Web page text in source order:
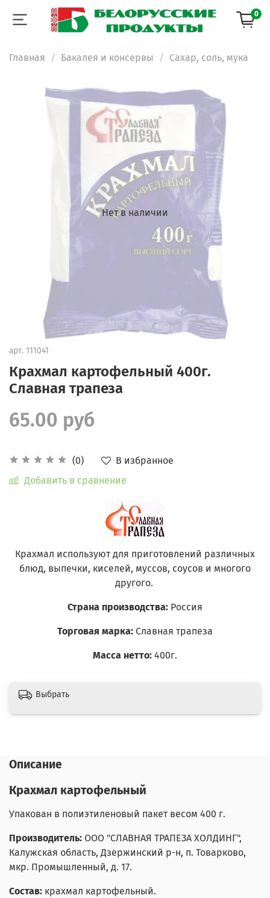
0
Главная Бакалея и консервы Сахар, соль, мука
Нет в наличии
арт. 111041
Крахмал картофельный 400г.
Славная трапеза
(0)
В избранное
Добавить в сравнение
65.00 руб
Крахмал используют для приготовлений различных
блюд, выпечки, киселей, муссов, соусов и многого
другого.
Страна производства: Россия
Торговая марка: Славная трапеза
Масса нетто: 400г.
Выбрать
Описание
Крахмал картофельный
Упакован в полиэтиленовый пакет весом 400 г.
Производитель: ООО "СЛАВНАЯ ТРАПЕЗА ХОЛДИНГ",
Калужская область, Дзержинский р-н, п. Товарково,
мкр. Промышленный, д. 17.
Состав: крахмал картофельный.